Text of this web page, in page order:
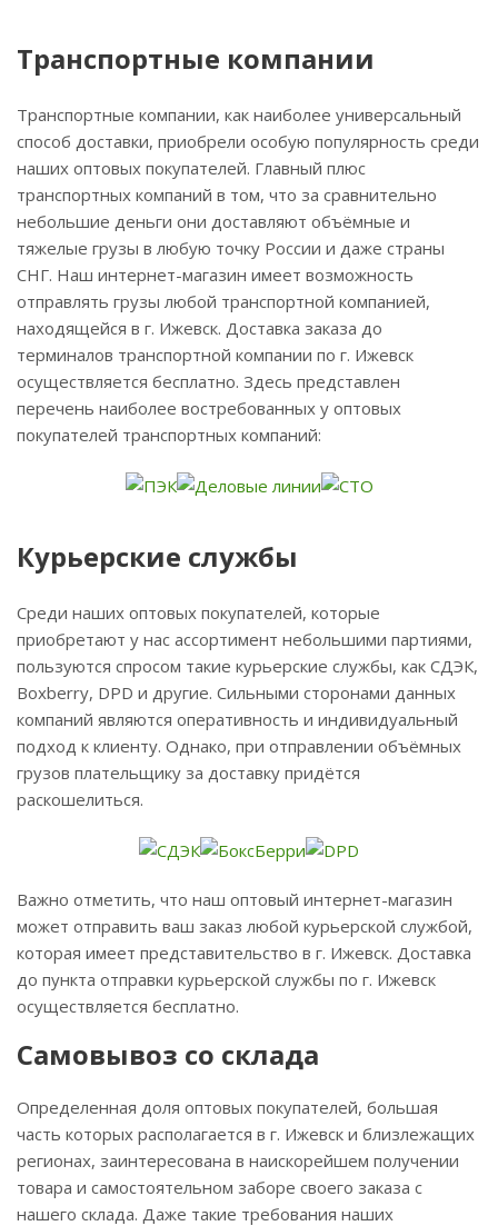
Транспортные компании
Транспортные компании, как наиболее универсальный
способ доставки, приобрели особую популярность среди
наших оптовых покупателей. Главный плюс
транспортных компаний в том, что за сравнительно
небольшие деньги они доставляют объёмные и
тяжелые грузы в любую точку России и даже страны
СНГ. Наш интернет-магазин имеет возможность
отправлять грузы любой транспортной компанией,
находящейся в г. Ижевск. Доставка заказа до
терминалов транспортной компании по г. Ижевск
осуществляется бесплатно. Здесь представлен
перечень наиболее востребованных у оптовых
покупателей транспортных компаний:
Курьерские службы
Среди наших оптовых покупателей, которые
приобретают у нас ассортимент небольшими партиями,
пользуются спросом такие курьерские службы, как СДЭК,
Boxberry, DPD и другие. Сильными сторонами данных
компаний являются оперативность и индивидуальный
подход к клиенту. Однако, при отправлении объёмных
грузов плательщику за доставку придётся
раскошелиться.
Важно отметить, что наш оптовый интернет-магазин
может отправить ваш заказ любой курьерской службой,
которая имеет представительство в г. Ижевск. Доставка
до пункта отправки курьерской службы по г. Ижевск
осуществляется бесплатно.
Самовывоз со склада
Определенная доля оптовых покупателей, большая
часть которых располагается в г. Ижевск и близлежащих
регионах, заинтересована в наискорейшем получении
товара и самостоятельном заборе своего заказа с
нашего склада. Даже такие требования наших